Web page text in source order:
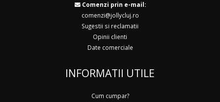
Comenzi prin e-mail:
comenzi@jollycluj.ro
Sugestii si reclamatii
Opinii clienti
Date comerciale
INFORMATII UTILE
Cum cumpar?